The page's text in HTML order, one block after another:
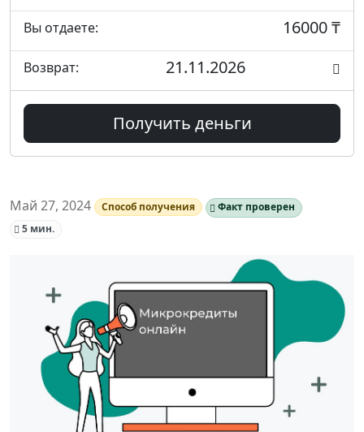
Вы отдаете: 16000 ₸
Возврат: 21.11.2026
Получить деньги
Май 27, 2024 Способ получения
Факт проверен
5 мин.